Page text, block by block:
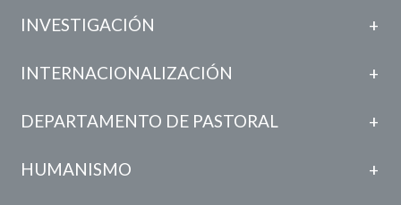
INVESTIGACIÓN
INTERNACIONALIZACIÓN
DEPARTAMENTO DE PASTORAL
HUMANISMO